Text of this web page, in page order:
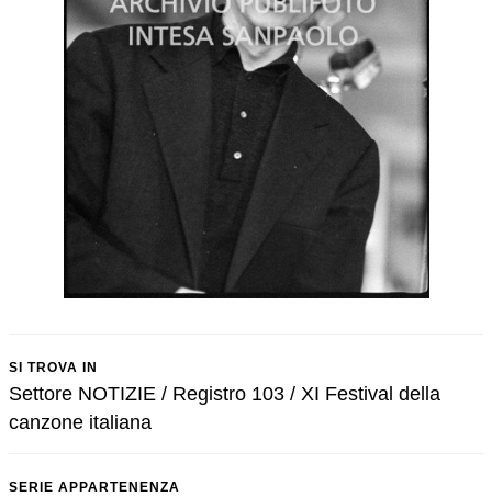
SI TROVA IN
Settore NOTIZIE / Registro 103 / XI Festival della
canzone italiana
SERIE APPARTENENZA